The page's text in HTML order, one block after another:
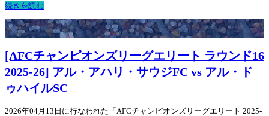
続きを読む
[AFCチャンピオンズリーグエリート ラウンド16
2025-26] アル・アハリ・サウジFC vs アル・ド
ゥハイルSC
2026年04月13日に行なわれた「AFCチャンピオンズリーグエリート 2025-